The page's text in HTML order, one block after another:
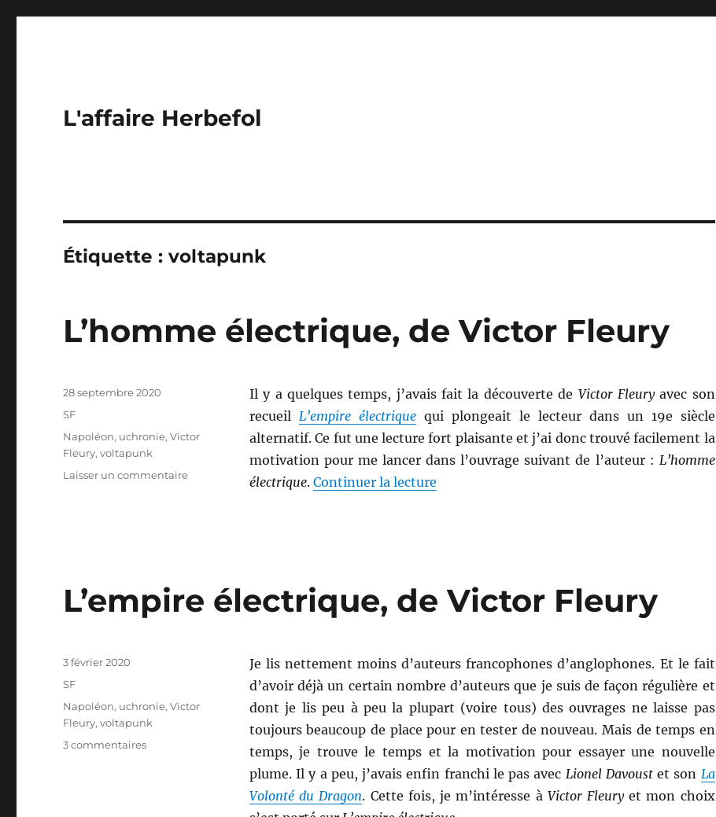
L'affaire Herbefol
Étiquette :voltapunk
L’homme électrique, de Victor Fleury
Il y a quelques temps, j’avais fait la découverte de Victor Fleuryavec son
recueil L’empire électriquequi plongeait le lecteur dans un 19e siècle
alternatif. Ce fut une lecture fort plaisante et j’ai donc trouvé facilement la
motivation pour me lancer dans l’ouvrage suivant de l’auteur : L’homme
électrique. Continuer la lecturede « L’homme électrique, de Victor Fleury »
Publié
28 septembre 2020
Catégories
SF
Étiquettes
Napoléon, uchronie,Victor
Fleury,voltapunk
Laisser un commentairesur
L’empire électrique, de Victor Fleury
Je lis nettement moins d’auteurs francophones d’anglophones. Et le fait
d’avoir déjà un certain nombre d’auteurs que je suis de façon régulière et
dont je lis peu à peu la plupart (voire tous) des ouvrages ne laisse pas
toujours beaucoup de place pour en tester de nouveau. Mais de temps en
temps, je trouve le temps et la motivation pour essayer une nouvelle
plume. Il y a peu, j’avais enfin franchi le pas avec Lionel Davoustet son La
Volonté du Dragon. Cette fois, je m’intéresse à Victor Fleuryet mon choix
Publié
3 février 2020
Catégories
SF
Étiquettes
Napoléon, uchronie,Victor
Fleury,voltapunk
3 commentairessur